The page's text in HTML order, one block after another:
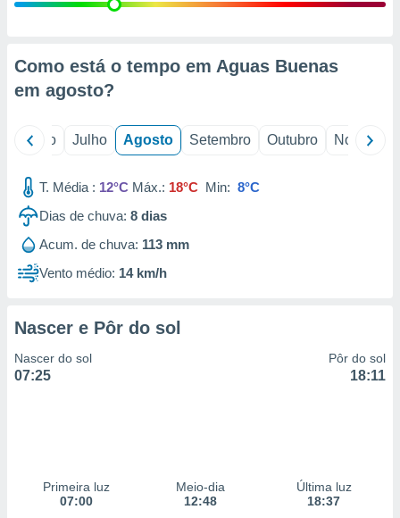
estudos
1199
Como está o tempo em Aguas Buenas
em agosto?
Junho Julho Agosto Setembro Outubro Novembro
T. Média : 12°C Máx.: 18°C Min: 8°C
Dias de chuva: 8 dias
Acum. de chuva: 113 mm
Vento médio: 14 km/h
Nascer e Pôr do sol
Nascer do sol
07:25
Pôr do sol
18:11
Primeira luz
07:00
Meio-dia
12:48
Última luz
18:37